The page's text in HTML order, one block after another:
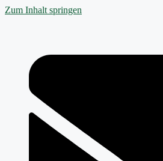
Zum Inhalt springen